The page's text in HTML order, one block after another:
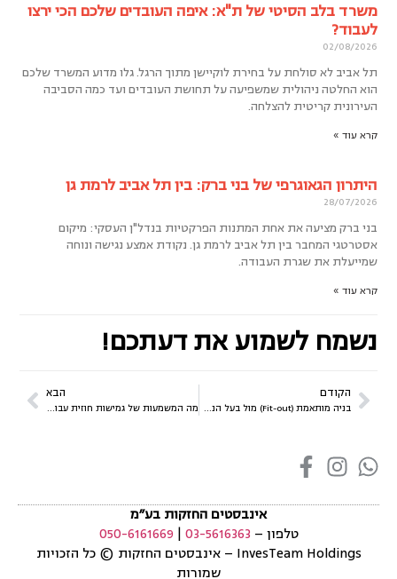
משרד בלב הסיטי של ת"א: איפה העובדים שלכם הכי ירצו
לעבוד?
02/08/2026
תל אביב לא סולחת על בחירת לוקיישן מתוך הרגל. גלו מדוע המשרד שלכם
הוא החלטה ניהולית שמשפיעה על תחושת העובדים ועד כמה הסביבה
העירונית קריטית להצלחה.
קרא עוד »
היתרון הגאוגרפי של בני ברק: בין תל אביב לרמת גן
28/07/2026
בני ברק מציעה את אחת המתנות הפרקטיות בנדל"ן העסקי: מיקום
אסטרטגי המחבר בין תל אביב לרמת גן. נקודת אמצע נגישה ונוחה
שמייעלת את שגרת העבודה.
קרא עוד »
נשמח לשמוע את דעתכם!
הקודם
בניה מותאמת (Fit-out) מול בעל הנכס: איך להתאים את המשרד לצרכים שלכם
הבא
מה המשמעות של גמישות חוזית עבור ה-CFO של חברת הייטק?
אינבסטים החזקות בע״מ
טלפון – 03-5616363
050-6161669
InvesTeam Holdings
–אינבסטים החזקות ©כל הזכויות
שמורות